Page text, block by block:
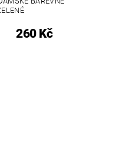
260 Kč